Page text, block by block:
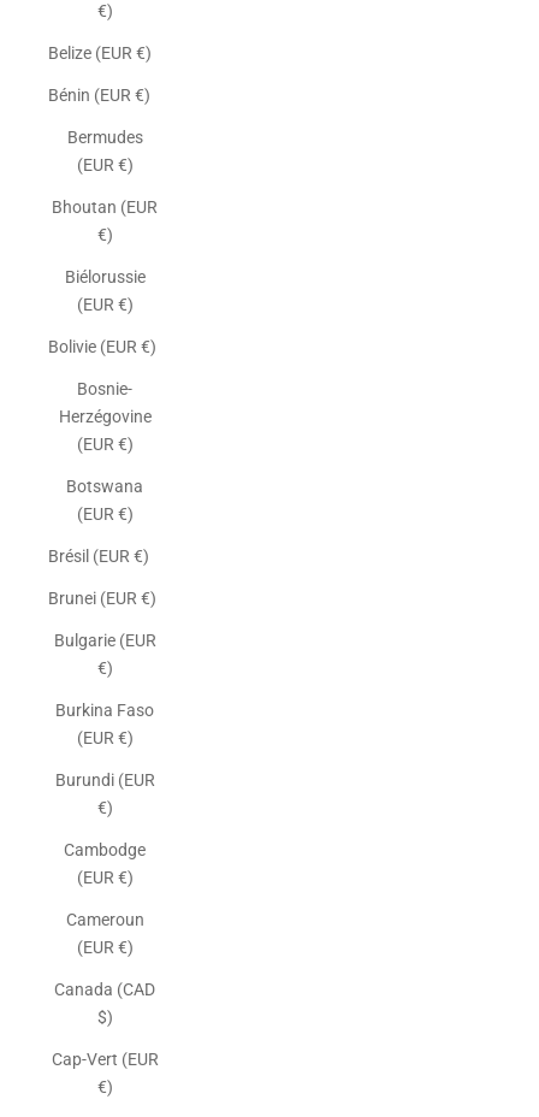
€)
Belize (EUR €)
Bénin (EUR €)
Bermudes
(EUR €)
Bhoutan (EUR
€)
Biélorussie
(EUR €)
Bolivie (EUR €)
Bosnie-
Herzégovine
(EUR €)
Botswana
(EUR €)
Brésil (EUR €)
Brunei (EUR €)
Bulgarie (EUR
€)
Burkina Faso
(EUR €)
Burundi (EUR
€)
Cambodge
(EUR €)
Cameroun
(EUR €)
Canada (CAD
$)
Cap-Vert (EUR
€)